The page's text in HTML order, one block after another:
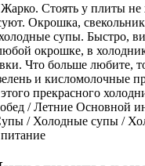
Стоять у плиты не
Окрошка,
супы. Быстро,
окрошке, в
Что больше любите,
и кисломолочные
прекрасного
/ Летние Основной
/ Холодные супы /